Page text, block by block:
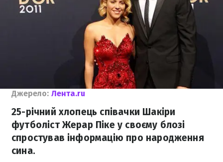
Джерело: Лента.ru
25-річний хлопець співачки Шакіри
футболіст Жерар Піке у своєму блозі
спростував інформацію про народження
сина.